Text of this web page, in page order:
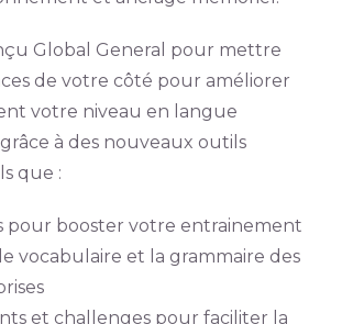
Global General pour mettre
de votre côté pour améliorer
votre niveau en langue
à des nouveaux outils
que :
pour booster votre entrainement
vocabulaire et la grammaire des
et challenges pour faciliter la